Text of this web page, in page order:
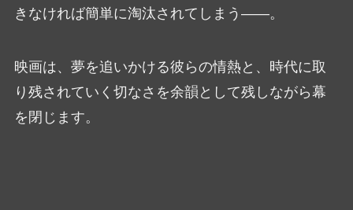
きなければ簡単に淘汰されてしまう――。
映画は、夢を追いかける彼らの情熱と、時代に取
り残されていく切なさを余韻として残しながら幕
を閉じます。